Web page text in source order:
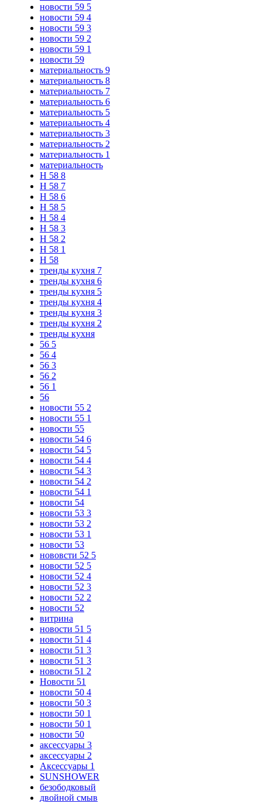
новости 59 5
новости 59 4
новости 59 3
новости 59 2
новости 59 1
новости 59
материальность 9
материальность 8
материальность 7
материальность 6
материальность 5
материальность 4
материальность 3
материальность 2
материальность 1
материальность
Н 58 8
Н 58 7
Н 58 6
Н 58 5
Н 58 4
Н 58 3
Н 58 2
Н 58 1
Н 58
тренды кухня 7
тренды кухня 6
тренды кухня 5
тренды кухня 4
тренды кухня 3
тренды кухня 2
тренды кухня
56 5
56 4
56 3
56 2
56 1
56
новости 55 2
новости 55 1
новости 55
новости 54 6
новости 54 5
новости 54 4
новости 54 3
новости 54 2
новости 54 1
новости 54
новости 53 3
новости 53 2
новости 53 1
новости 53
нововсти 52 5
новости 52 5
новости 52 4
новости 52 3
новости 52 2
новости 52
витрина
новости 51 5
новости 51 4
новости 51 3
новости 51 3
новости 51 2
Новости 51
новости 50 4
новости 50 3
новости 50 1
новости 50 1
новости 50
аксессуары 3
аксессуары 2
Аксессуары 1
SUNSHOWER
безободковый
двойной смыв